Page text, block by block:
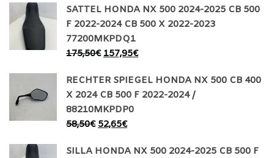
SATTEL HONDA NX 500 2024-2025 CB 500
F 2022-2024 CB 500 X 2022-2023
77200MKPDQ1
175,50€ 157,95€
RECHTER SPIEGEL HONDA NX 500 CB 400
X 2024 CB 500 F 2022-2024 /
88210MKPDP0
58,50€ 52,65€
SILLA HONDA NX 500 2024-2025 CB 500 F